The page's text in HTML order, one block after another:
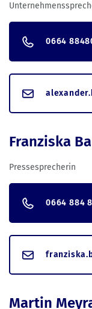
0664
Franziska
Pressesprecherin
0664 884
Martin